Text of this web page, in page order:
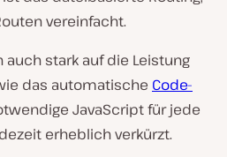
vereinfacht.
stark auf die Leistung
das automatische Code-
JavaScript für jede
erheblich verkürzt.